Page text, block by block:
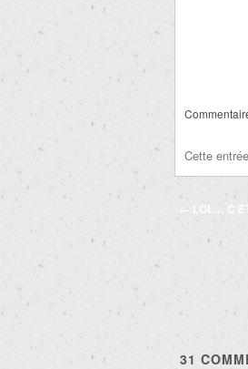
Cette
Navigation
← LOL…
31